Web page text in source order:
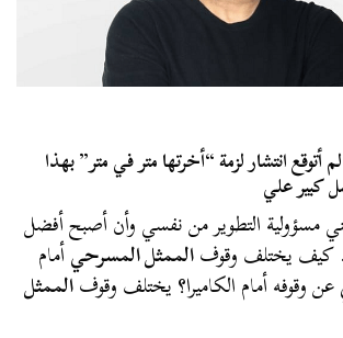
انتشار لزمة “أخرتها متر في متر” بهذا
كبير علي
مسؤولية التطوير من نفسي وأن أصبح أفضل
كيف يختلف وقوفالممثل المسرحيأمام
عن وقوفه أمام الكاميرا؟ يختلف وقوفالممثل